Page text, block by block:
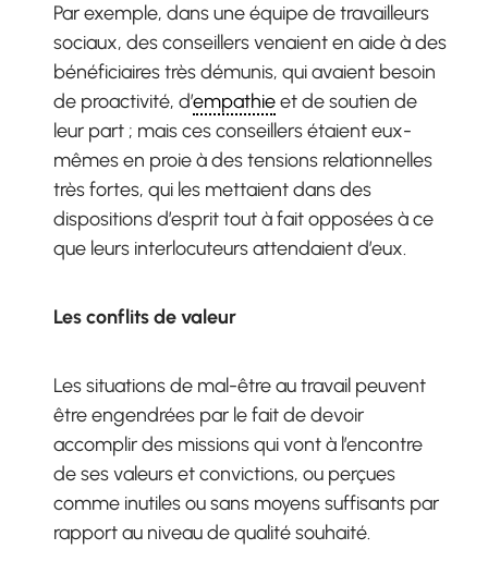
Par exemple, dans une équipe de travailleurs
sociaux, des conseillers venaient en aide à des
bénéficiaires très démunis, qui avaient besoin
de proactivité, d’empathieet de soutien de
leur part ; mais ces conseillers étaient eux-
mêmes en proie à des tensions relationnelles
très fortes, qui les mettaient dans des
dispositions d’esprit tout à fait opposées à ce
que leurs interlocuteurs attendaient d’eux.
Les conflits de valeur
Les situations de mal-être au travail peuvent
être engendrées par le fait de devoir
accomplir des missions qui vont à l’encontre
de ses valeurs et convictions, ou perçues
comme inutiles ou sans moyens suffisants par
rapport au niveau de qualité souhaité.